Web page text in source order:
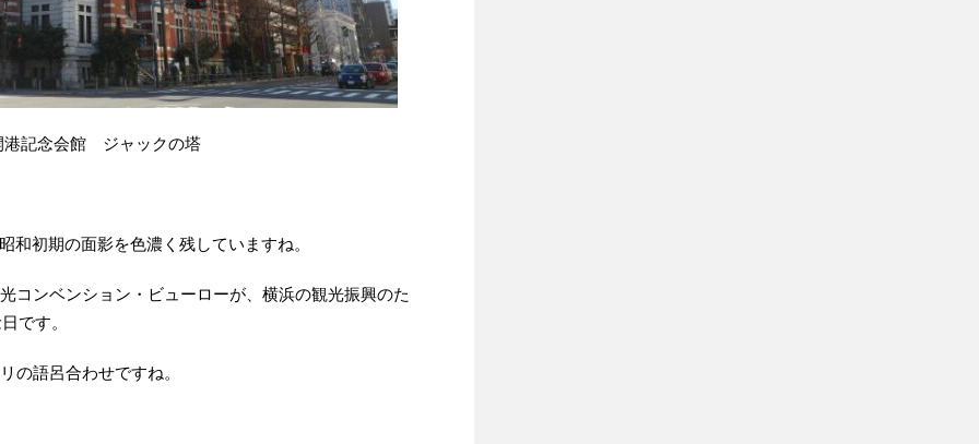
港記念会館 ジャックの塔
和初期の面影を色濃く残していますね。
コンベンション・ビューローが、横浜の観光振興のた
です。
語呂合わせですね。